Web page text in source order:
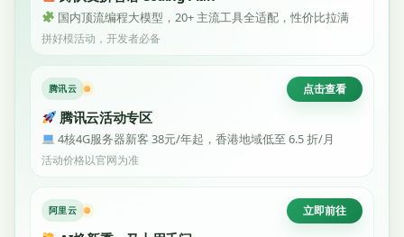
国内顶流编程大模型，20+ 主流工具全适配，性价比拉满
拼好模活动，开发者必备
腾讯云 点击查看
腾讯云活动专区
4核4G服务器新客 38元/年起，香港地域低至 6.5 折/月
活动价格以官网为准
阿里云 立即前往